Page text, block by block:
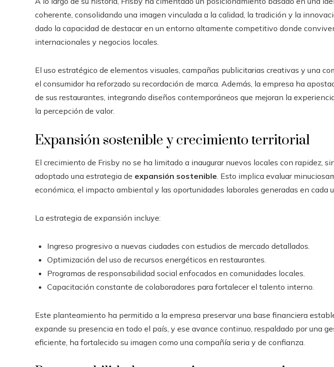
coherente, consolidando una imagen vinculada a la calidad, la tradición y la
dado la capacidad de destacar en un entorno altamente competitivo donde
internacionales y negocios locales.
El uso estratégico de elementos visuales, campañas publicitarias creativas y una
el consumidor ha reforzado su recordación de marca. Además, la empresa ha
de sus restaurantes, integrando diseños contemporáneos que mejoran la
la percepción de valor.
Expansión sostenible y crecimiento territorial
El crecimiento de Frisby no se ha limitado a inaugurar nuevos locales con rapidez,
adoptado una estrategia de expansión sostenible. Esto implica evaluar
económica, el impacto ambiental y las oportunidades laborales generadas en cada
La estrategia de expansión incluye:
Ingreso progresivo a nuevas ciudades con estudios de mercado detallados.
Optimización del uso de recursos energéticos en restaurantes.
Programas de responsabilidad social enfocados en comunidades locales.
Capacitación constante de colaboradores para fortalecer el talento interno.
Este planteamiento ha permitido a la empresa preservar una base financiera
expande su presencia en todo el país, y ese avance continuo, respaldado por una
eficiente, ha fortalecido su imagen como una compañía seria y de confianza.